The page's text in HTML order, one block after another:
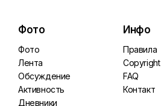
Фото
Фото
Лента
Обсуждение
Активность
Дневники
Инфо
Правила
Copyright
FAQ
Контакт